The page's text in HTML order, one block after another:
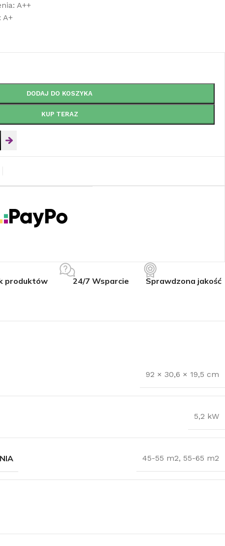
A++
A+
DODAJ DO KOSZYKA
KUP TERAZ
produktów 24/7 Wsparcie Sprawdzona jakość
92 × 30,6 × 19,5 cm
5,2 kW
45-55 m2, 55-65 m2